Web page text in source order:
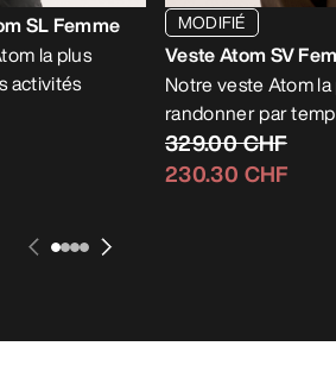
SL Femme
la plus
activités
MODIFIÉ
Veste Atom SV
Notre veste Atom
randonner par
329.00 CHF
230.30 CHF